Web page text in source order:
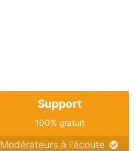
Support
100% gratuit
Modérateurs à l'écoute